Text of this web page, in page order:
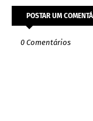
POSTAR UM
0 Comentários